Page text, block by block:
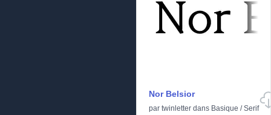
Nor Belsior
par twinletter dans Basique /Serif